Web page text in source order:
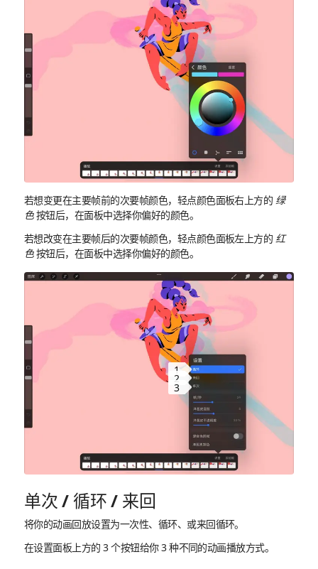
若想变更在主要帧前的次要帧颜色，轻点颜色面板右上方的 绿
色按钮后，在面板中选择你偏好的颜色。
若想改变在主要帧后的次要帧颜色，轻点颜色面板左上方的 红
色按钮后，在面板中选择你偏好的颜色。
1
2
3
单次 / 循环 / 来回
将你的动画回放设置为一次性、循环、或来回循环。
在设置面板上方的 3 个按钮给你 3 种不同的动画播放方式。